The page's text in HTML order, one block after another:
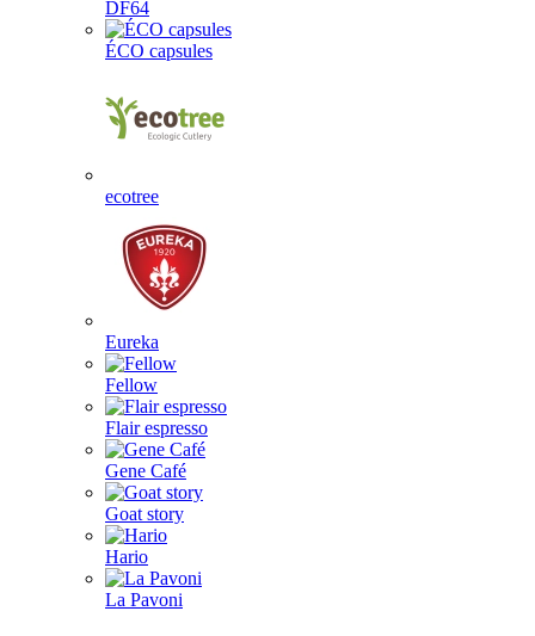
DF64
ÉCO capsules
ecotree
Eureka
Fellow
Flair espresso
Gene Café
Goat story
Hario
La Pavoni